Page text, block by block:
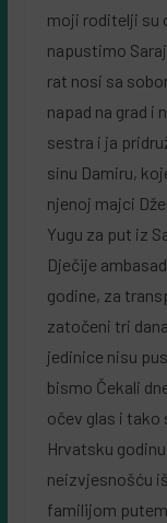
moji roditelji su
napustimo
rat nosi sa
napad na grad i
sestra i ja
sinu Damiru,
njenoj majci
Yugu za put iz
Dječije
godine, za
zatočeni tri
jedinice nisu
bismo Čekali
očev glas i tako
Hrvatsku
neizvjesnošću
familijom